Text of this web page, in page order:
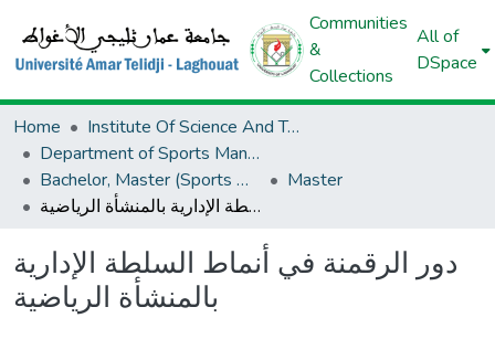
Communities
&
Collections
All of
DSpace
Home
Institute Of Science And Technology Of Physical And Sports Activities
Department of Sports Management
Bachelor, Master (Sports Management)
Master
دور الرقمنة في أنماط السلطة الإدارية بالمنشأة الرياضية
دور الرقمنة في أنماط السلطة الإدارية
بالمنشأة الرياضية